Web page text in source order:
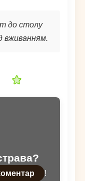
до столу
вживанням.
!